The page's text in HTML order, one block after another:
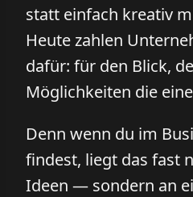
statt einfach kreativ
Heute zahlen
dafür: für den Blick,
Möglichkeiten die
Denn wenn du im
findest, liegt das fast
Ideen — sondern an